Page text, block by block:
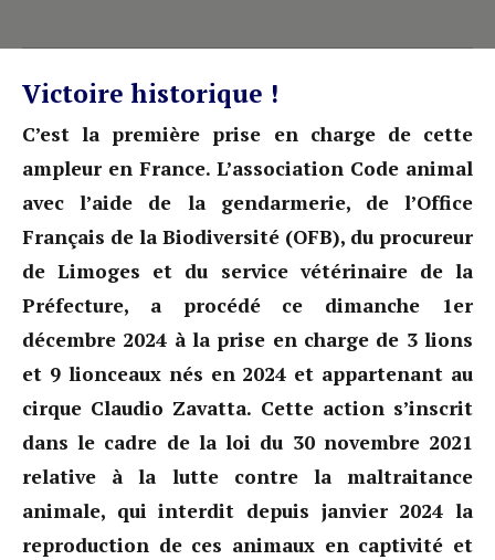
Victoire historique !
C’est la première prise en charge de cette
ampleur en France. L’association Code animal
avec l’aide de la gendarmerie, de l’Office
Français de la Biodiversité (OFB), du procureur
de Limoges et du service vétérinaire de la
Préfecture, a procédé ce dimanche 1er
décembre 2024 à la prise en charge de 3 lions
et 9 lionceaux nés en 2024 et appartenant au
cirque Claudio Zavatta. Cette action s’inscrit
dans le cadre de la loi du 30 novembre 2021
relative à la lutte contre la maltraitance
animale, qui interdit depuis janvier 2024 la
reproduction de ces animaux en captivité et